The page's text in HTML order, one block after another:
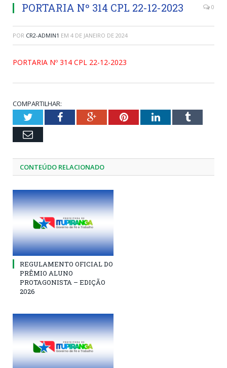
PORTARIA Nº 314 CPL 22-12-2023 0
POR CR2-ADMIN1 EM 4 DE JANEIRO DE 2024
PORTARIA Nº 314 CPL 22-12-2023
COMPARTILHAR:
TwitterFacebookGoogle+PinterestLinkedInTumblr
Email
CONTEÚDO RELACIONADO
REGULAMENTO OFICIAL DO
PRÊMIO ALUNO
PROTAGONISTA – EDIÇÃO
2026